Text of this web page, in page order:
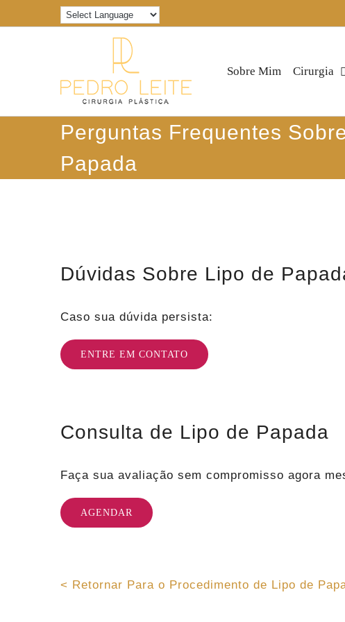
para
Sobre Mim Cirurgia
Perguntas Frequentes
Papada
Dúvidas Sobre Lipo de
Caso sua dúvida persista:
ENTRE EM CONTATO
Consulta de Lipo de Papada
Faça sua avaliação sem compromisso agora
AGENDAR
˂ Retornar Para o Procedimento de Lipo de